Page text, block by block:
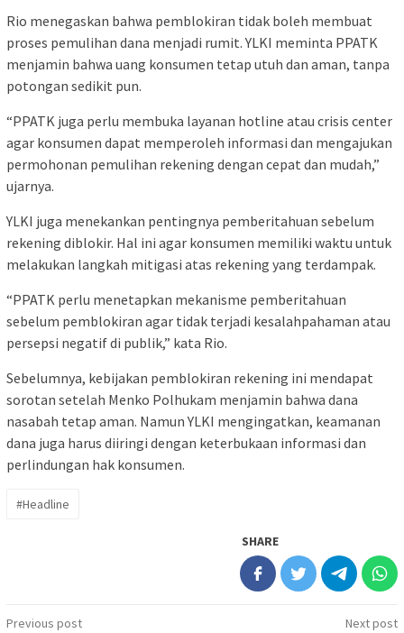
Rio menegaskan bahwa pemblokiran tidak boleh membuat
proses pemulihan dana menjadi rumit. YLKI meminta PPATK
menjamin bahwa uang konsumen tetap utuh dan aman, tanpa
potongan sedikit pun.
“PPATK juga perlu membuka layanan hotline atau crisis center
agar konsumen dapat memperoleh informasi dan mengajukan
permohonan pemulihan rekening dengan cepat dan mudah,”
ujarnya.
YLKI juga menekankan pentingnya pemberitahuan sebelum
rekening diblokir. Hal ini agar konsumen memiliki waktu untuk
melakukan langkah mitigasi atas rekening yang terdampak.
“PPATK perlu menetapkan mekanisme pemberitahuan
sebelum pemblokiran agar tidak terjadi kesalahpahaman atau
persepsi negatif di publik,” kata Rio.
Sebelumnya, kebijakan pemblokiran rekening ini mendapat
sorotan setelah Menko Polhukam menjamin bahwa dana
nasabah tetap aman. Namun YLKI mengingatkan, keamanan
dana juga harus diiringi dengan keterbukaan informasi dan
perlindungan hak konsumen.
#Headline
SHARE
Post
Previous post
Next post